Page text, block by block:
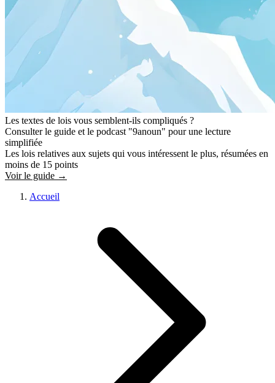
Les textes de lois vous semblent-ils compliqués ?
Consulter le guide et le podcast "9anoun" pour une lecture
simplifiée
Les lois relatives aux sujets qui vous intéressent le plus, résumées en
moins de 15 points
Voir le guide →
Accueil